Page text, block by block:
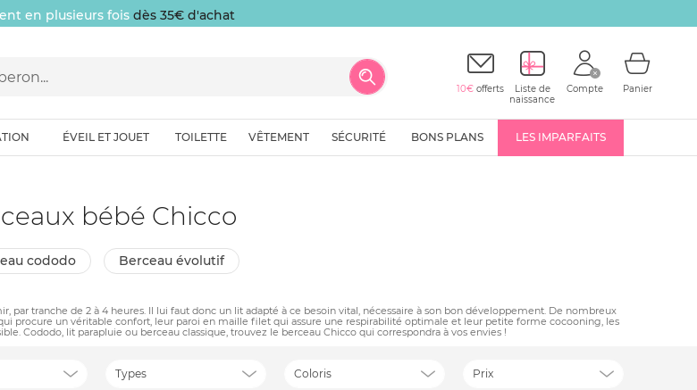
en plusieurs fois dès 35€ d'achat
10€ offerts
Liste de
naissance
Compte Panier
ÉVEIL ET JOUET TOILETTE VÊTEMENT SÉCURITÉ BONS PLANS LES IMPARFAITS
bébé Chicco
cododo berceau évolutif
par tranche de 2 à 4 heures. Il lui faut donc un lit adapté à ce besoin vital, nécessaire à son bon développement. De nombreux
procure un véritable confort, leur paroi en maille filet qui assure une respirabilité optimale et leur petite forme cocooning, les
Cododo, lit parapluie ou berceau classique, trouvez le berceau Chicco qui correspondra à vos envies !
Types Coloris Prix